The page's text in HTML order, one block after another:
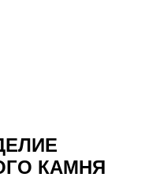
КАМНЯ